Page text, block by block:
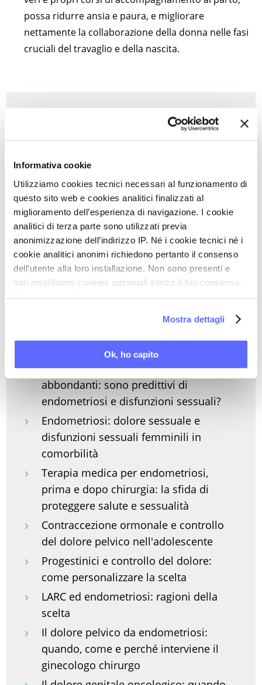
Informativa cookie
Utilizziamo cookies tecnici necessari al funzionamento di
questo sito web e cookies analitici finalizzati al
miglioramento dell’esperienza di navigazione. I cookie
analitici di terza parte sono utilizzati previa
anonimizzazione dell’indirizzo IP. Né i cookie tecnici né i
cookie analitici anonimi richiedono pertanto il consenso
dell’utente alla loro installazione. Non sono presenti e
non installiamo cookies opzionali senza il tuo consenso.
Mostra dettagli
Ok, ho capito
possa ridurre ansia e paura, e migliorare
nettamente la collaborazione della donna nelle fasi
cruciali del travaglio e della nascita.
Genomica e dolore: che cosa ci può
trigger negletti di infiammazione e
dolore nella donna
Che cosa c'è dentro il dolore pelvico
cronico: dalla fisiopatologia al
razionale di cura
Intestino, microbiota e cervello
viscerale: la prima regia del dolore
Endometriosi, dolore e sessualità:
diagnostiche?
Dismenorrea severa e cicli mestruali
abbondanti: sono predittivi di
endometriosi e disfunzioni sessuali?
Endometriosi: dolore sessuale e
disfunzioni sessuali femminili in
comorbilità
Terapia medica per endometriosi,
prima e dopo chirurgia: la sfida di
proteggere salute e sessualità
Contraccezione ormonale e controllo
del dolore pelvico nell'adolescente
Progestinici e controllo del dolore:
come personalizzare la scelta
LARC ed endometriosi: ragioni della
scelta
Il dolore pelvico da endometriosi:
quando, come e perché interviene il
ginecologo chirurgo